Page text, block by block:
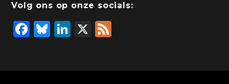
Volg ons op onze socials:
F
Bl
Li
X